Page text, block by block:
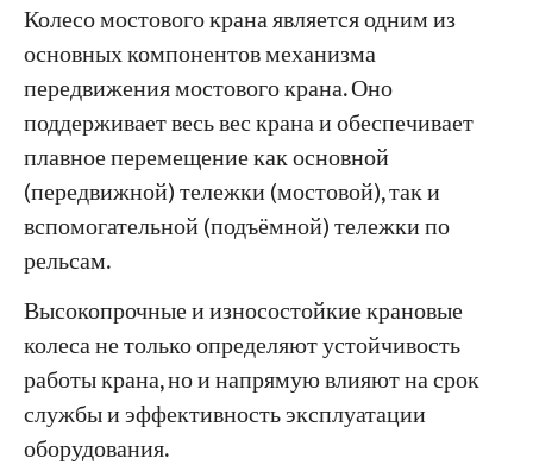
Колесо мостового крана является одним из
основных компонентов механизма
передвижения мостового крана. Оно
поддерживает весь вес крана и обеспечивает
плавное перемещение как основной
(передвижной) тележки (мостовой), так и
вспомогательной (подъёмной) тележки по
рельсам.
Высокопрочные и износостойкие крановые
колеса не только определяют устойчивость
работы крана, но и напрямую влияют на срок
службы и эффективность эксплуатации
оборудования.